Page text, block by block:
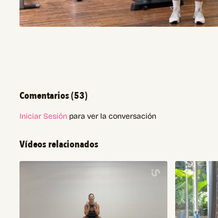
Comentarios (53)
Iniciar Sesión para ver la conversación
Vídeos relacionados